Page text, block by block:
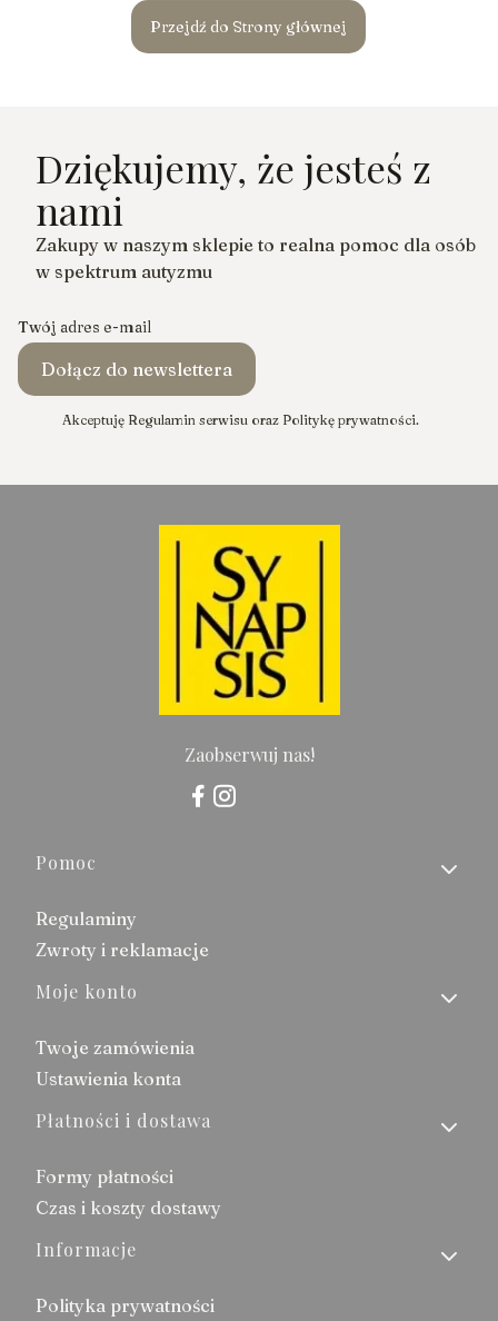
Przejdź do Strony głównej
Dziękujemy, że jesteś z
nami
Zakupy w naszym sklepie to realna pomoc dla osób
w spektrum autyzmu
Twój adres e-mail
Dołącz do newslettera
Akceptuję Regulamin serwisu oraz Politykę prywatności.
Zaobserwuj nas!
Linki w stopce
Pomoc
Regulaminy
Zwroty i reklamacje
Moje konto
Twoje zamówienia
Ustawienia konta
Płatności i dostawa
Formy płatności
Czas i koszty dostawy
Informacje
Polityka prywatności